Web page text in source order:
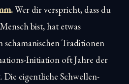
Wer dir verspricht, dass du
bist, hat etwas
schamanischen Traditionen
Initiation oft Jahre der
eigentliche Schwellen-